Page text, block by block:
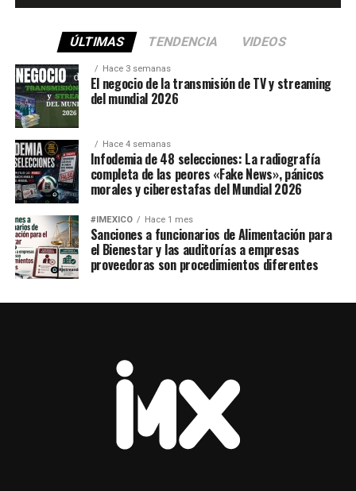
ÚLTIMAS TENDENCIA VIDEOS
Hace 3 semanas
El negocio de la transmisión de TV y streaming
del mundial 2026
Hace 4 semanas
Infodemia de 48 selecciones: La radiografía
completa de las peores «Fake News», pánicos
morales y ciberestafas del Mundial 2026
#IMEXICO Hace 1 mes
Sanciones a funcionarios de Alimentación para
el Bienestar y las auditorías a empresas
proveedoras son procedimientos diferentes